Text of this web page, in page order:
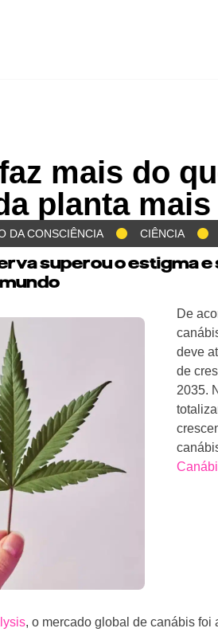
mais do
planta
DA CONSCIÊNCIA CIÊNCIA
superou o estigma
De
deve
de
2035.
, o mercado global de canábis foi